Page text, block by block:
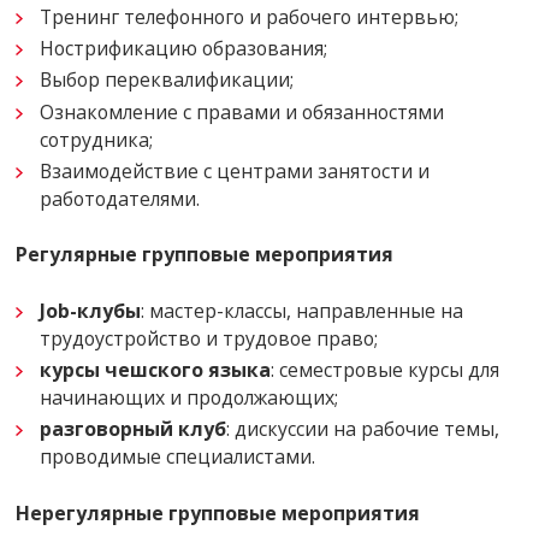
Тренинг телефонного и рабочего интервью;
Нострификацию образования;
Выбор переквалификации;
Ознакомление с правами и обязанностями
сотрудника;
Взаимодействие с центрами занятости и
работодателями.
Регулярные групповые мероприятия
Job-клубы: мастер-классы, направленные на
трудоустройство и трудовое право;
курсы чешского языка: семестровые курсы для
начинающих и продолжающих;
разговорный клуб: дискуссии на рабочие темы,
проводимые специалистами.
Нерегулярные групповые мероприятия